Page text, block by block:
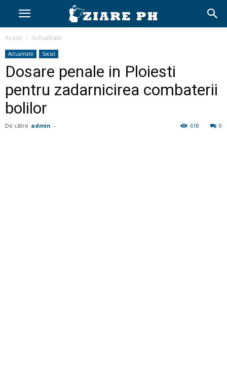
Acasă Actualitate
Actualitate Social
Dosare penale in Ploiesti
pentru zadarnicirea combaterii
bolilor
De către admin - 0
618